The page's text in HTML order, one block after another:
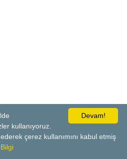
Devam!
kullanıyoruz.
çerez kullanımını kabul etmiş